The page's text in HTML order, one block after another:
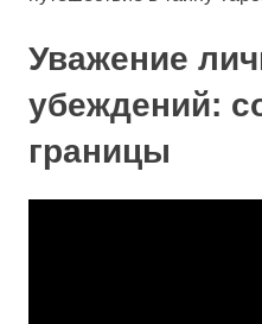
Уважение
убеждений:
границы